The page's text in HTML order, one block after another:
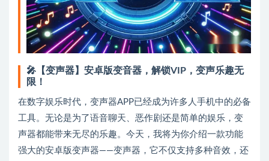
🎤【变声器】安卓版变音器，解锁VIP，变声乐趣无
限！
在数字娱乐时代，变声器APP已经成为许多人手机中的必备
工具。无论是为了语音聊天、恶作剧还是简单的娱乐，变
声器都能带来无尽的乐趣。今天，我将为你介绍一款功能
强大的安卓版变声器——变声器，它不仅支持多种音效，还